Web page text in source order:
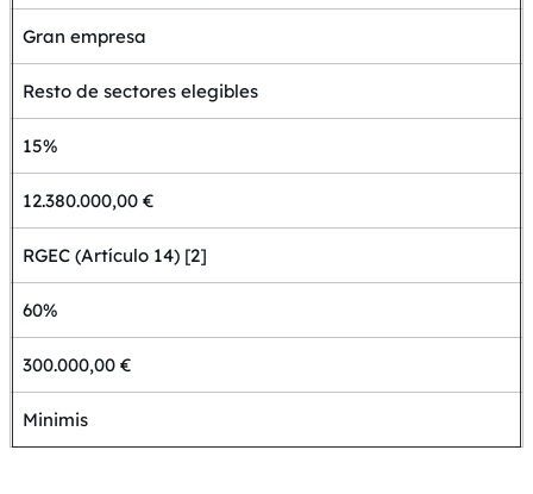
Gran empresa
Resto de sectores elegibles
15%
12.380.000,00 €
RGEC (Artículo 14) [2]
60%
300.000,00 €
Minimis